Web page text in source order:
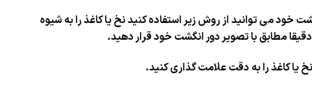
خود می توانید از روش زیر استفاده کنید نخ یا کاغذ را به شیوه
مطابق با تصویر دور انگشت خود قرار دهید.
نخ یا کاغذ را به دقت علامت گذاری کنید.